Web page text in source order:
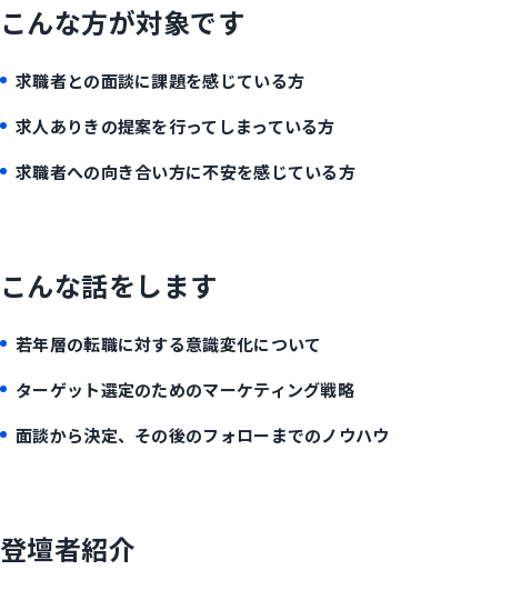
こんな方が対象です
求職者との面談に課題を感じている方
求人ありきの提案を行ってしまっている方
求職者への向き合い方に不安を感じている方
こんな話をします
若年層の転職に対する意識変化について
ターゲット選定のためのマーケティング戦略
面談から決定、その後のフォローまでのノウハウ
登壇者紹介